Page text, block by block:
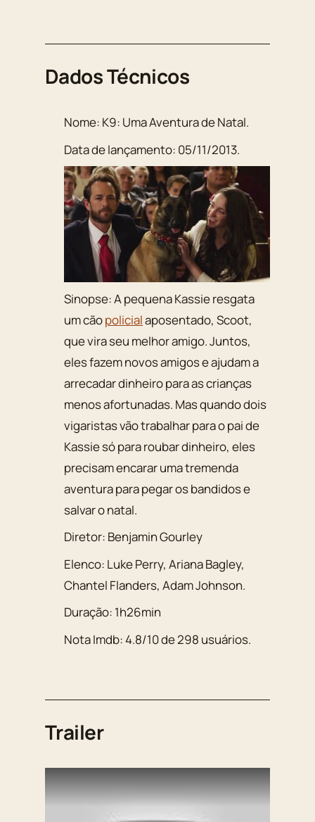
Dados Técnicos
Nome: K9: Uma Aventura de Natal.
Data de lançamento: 05/11/2013.
Sinopse:A pequena Kassie resgata
um cãopolicialaposentado, Scoot,
que vira seu melhor amigo. Juntos,
eles fazem novos amigos e ajudam a
arrecadar dinheiro para as crianças
menos afortunadas. Mas quando dois
vigaristas vão trabalhar para o pai de
Kassie só para roubar dinheiro, eles
precisam encarar uma tremenda
aventura para pegar os bandidos e
salvar o natal.
Diretor: Benjamin Gourley
Elenco: Luke Perry,Ariana Bagley,
Chantel Flanders,Adam Johnson.
Duração: 1h26min
Nota Imdb:4.8/10de298 usuários.
Trailer